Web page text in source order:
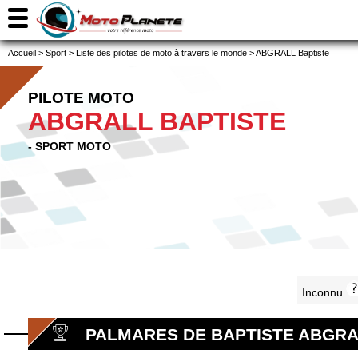
Accueil > Sport > Liste des pilotes de moto à travers le monde >ABGRALL Baptiste
PILOTE MOTO
ABGRALL BAPTISTE
- SPORT MOTO
Inconnu
PALMARES DE BAPTISTE